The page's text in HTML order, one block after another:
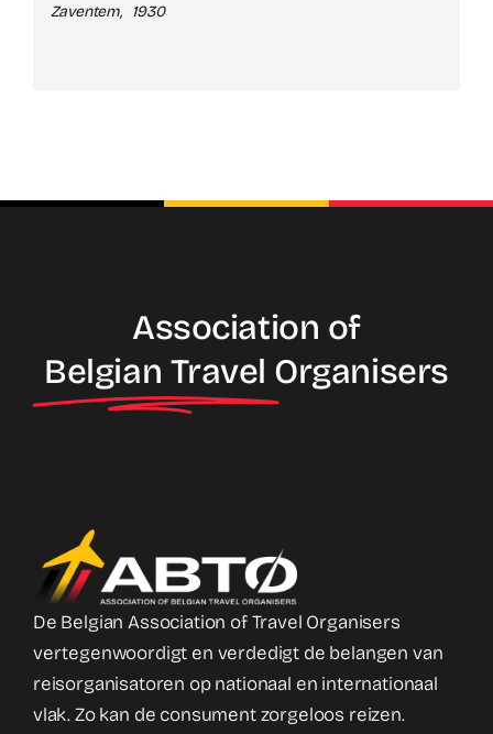
Zaventem, 1930
Association of
Belgian Travel Organisers
De Belgian Association of Travel Organisers
vertegenwoordigt en verdedigt de belangen van
reisorganisatoren op nationaal en internationaal
vlak. Zo kan de consument zorgeloos reizen.